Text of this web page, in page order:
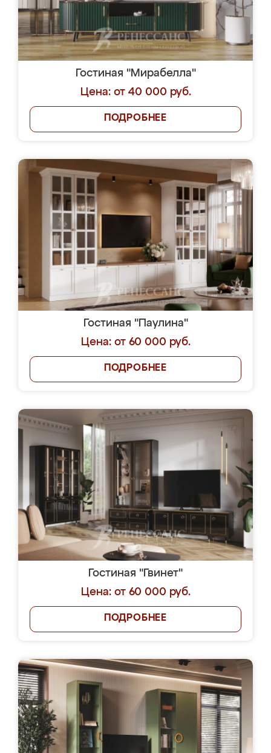
Гостиная "Мирабелла"
Цена: от 40 000 руб.
ПОДРОБНЕЕ
Гостиная "Паулина"
Цена: от 60 000 руб.
ПОДРОБНЕЕ
Гостиная "Гвинет"
Цена: от 60 000 руб.
ПОДРОБНЕЕ